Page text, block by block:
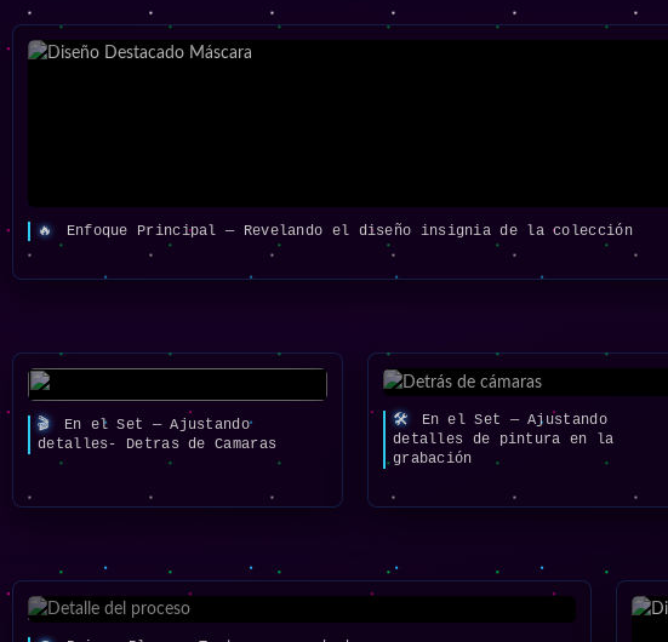
🔥 Enfoque Principal — Revelando el diseño insignia de la colección
🎬
En el Set — Ajustando
detalles- Detras de Camaras
🛠️
En el Set — Ajustando
detalles de pintura en la
grabación